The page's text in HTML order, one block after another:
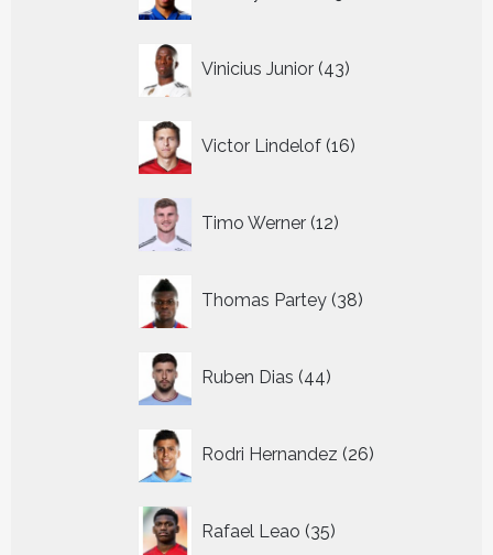
Vinicius Junior 43
producten
Victor Lindelof 16
producten
Timo Werner 12
producten
Thomas Partey 38
producten
Ruben Dias 44
producten
Rodri Hernandez 26
producten
Rafael Leao 35
producten